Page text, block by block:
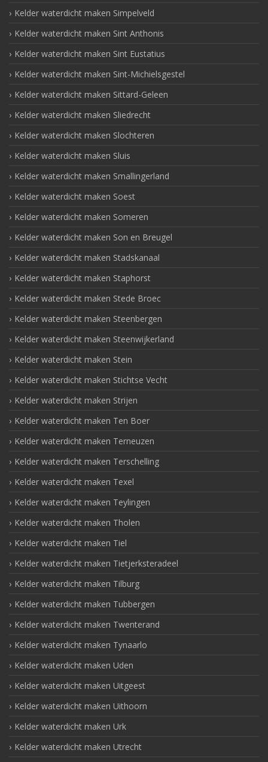
Kelder waterdicht maken Simpelveld
Kelder waterdicht maken Sint Anthonis
Kelder waterdicht maken Sint Eustatius
Kelder waterdicht maken Sint-Michielsgestel
Kelder waterdicht maken Sittard-Geleen
Kelder waterdicht maken Sliedrecht
Kelder waterdicht maken Slochteren
Kelder waterdicht maken Sluis
Kelder waterdicht maken Smallingerland
Kelder waterdicht maken Soest
Kelder waterdicht maken Someren
Kelder waterdicht maken Son en Breugel
Kelder waterdicht maken Stadskanaal
Kelder waterdicht maken Staphorst
Kelder waterdicht maken Stede Broec
Kelder waterdicht maken Steenbergen
Kelder waterdicht maken Steenwijkerland
Kelder waterdicht maken Stein
Kelder waterdicht maken Stichtse Vecht
Kelder waterdicht maken Strijen
Kelder waterdicht maken Ten Boer
Kelder waterdicht maken Terneuzen
Kelder waterdicht maken Terschelling
Kelder waterdicht maken Texel
Kelder waterdicht maken Teylingen
Kelder waterdicht maken Tholen
Kelder waterdicht maken Tiel
Kelder waterdicht maken Tietjerksteradeel
Kelder waterdicht maken Tilburg
Kelder waterdicht maken Tubbergen
Kelder waterdicht maken Twenterand
Kelder waterdicht maken Tynaarlo
Kelder waterdicht maken Uden
Kelder waterdicht maken Uitgeest
Kelder waterdicht maken Uithoorn
Kelder waterdicht maken Urk
Kelder waterdicht maken Utrecht